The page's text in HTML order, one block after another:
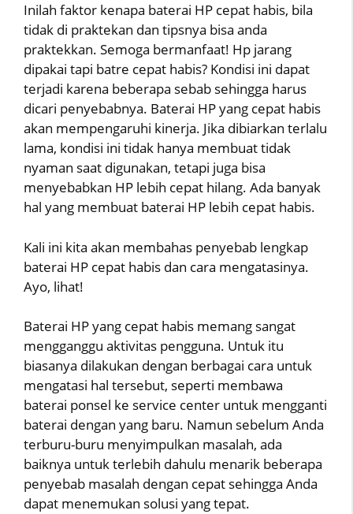
Inilah faktor kenapa baterai HP cepat habis, bila
tidak di praktekan dan tipsnya bisa anda
praktekkan. Semoga bermanfaat! Hp jarang
dipakai tapi batre cepat habis? Kondisi ini dapat
terjadi karena beberapa sebab sehingga harus
dicari penyebabnya. Baterai HP yang cepat habis
akan mempengaruhi kinerja. Jika dibiarkan terlalu
lama, kondisi ini tidak hanya membuat tidak
nyaman saat digunakan, tetapi juga bisa
menyebabkan HP lebih cepat hilang. Ada banyak
hal yang membuat baterai HP lebih cepat habis.
Kali ini kita akan membahas penyebab lengkap
baterai HP cepat habis dan cara mengatasinya.
Ayo, lihat!
Baterai HP yang cepat habis memang sangat
mengganggu aktivitas pengguna. Untuk itu
biasanya dilakukan dengan berbagai cara untuk
mengatasi hal tersebut, seperti membawa
baterai ponsel ke service center untuk mengganti
baterai dengan yang baru. Namun sebelum Anda
terburu-buru menyimpulkan masalah, ada
baiknya untuk terlebih dahulu menarik beberapa
penyebab masalah dengan cepat sehingga Anda
dapat menemukan solusi yang tepat.